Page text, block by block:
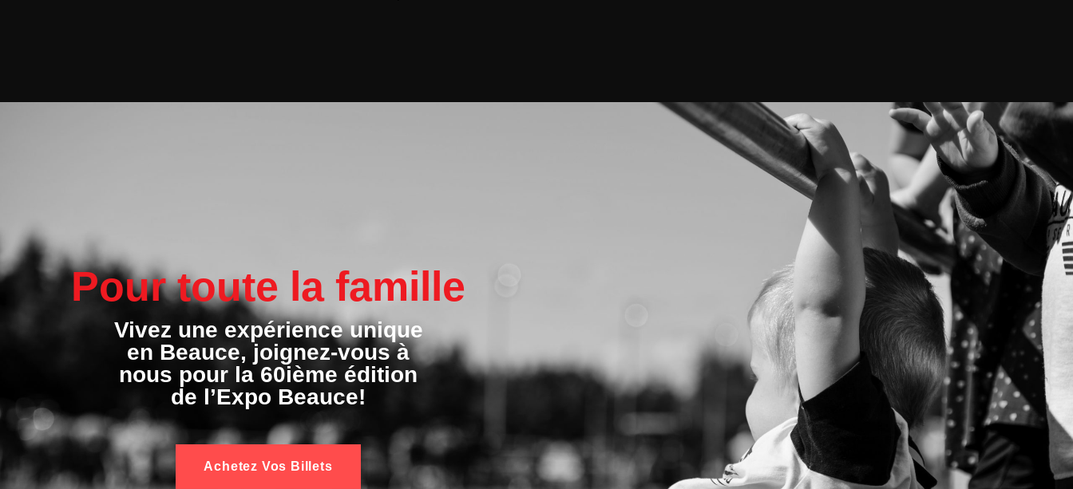
Pour toute la famille
Vivez une expérience unique
en Beauce, joignez-vous à
nous pour la 60ième édition
de l’Expo Beauce!
Achetez Vos Billets